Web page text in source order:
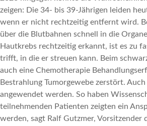
zeigen: Die 34- bis 39-Jährigen leiden
wenn er nicht rechtzeitig entfernt wird.
über die Blutbahnen schnell in die
Hautkrebs rechtzeitig erkannt, ist es zu
trifft, in die er streuen kann. Beim
auch eine Chemotherapie
Bestrahlung Tumorgewebe zerstört.
angewendet werden. So haben
teilnehmenden Patienten zeigten ein
werden, sagt Ralf Gutzmer,